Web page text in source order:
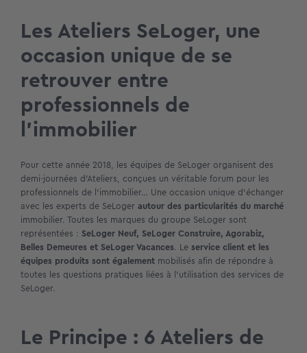
Les Ateliers SeLoger, une
occasion unique de se
retrouver entre
professionnels de
l’immobilier
Pour cette année 2018, les équipes de SeLoger organisent des
demi-journées d’Ateliers, conçues un véritable forum pour les
professionnels de l’immobilier… Une occasion unique d’échanger
avec les experts de SeLoger autour des particularités du marché
immobilier. Toutes les marques du groupe SeLoger sont
représentées : SeLoger Neuf, SeLoger Construire, Agorabiz,
Belles Demeures et SeLoger Vacances. Le service client et les
équipes produits sont également mobilisés afin de répondre à
toutes les questions pratiques liées à l’utilisation des services de
SeLoger.
Le Principe : 6 Ateliers de